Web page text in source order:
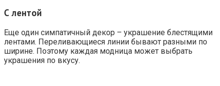
С лентой
Еще один симпатичный декор – украшение блестящими
лентами. Переливающиеся линии бывают разными по
ширине. Поэтому каждая модница может выбрать
украшения по вкусу.